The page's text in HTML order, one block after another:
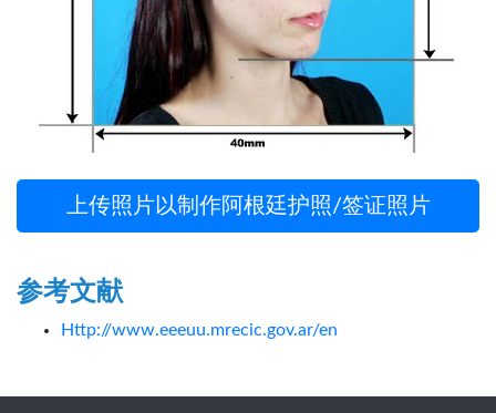
上传照片以制作阿根廷护照/签证照片
参考文献
Http://www.eeeuu.mrecic.gov.ar/en